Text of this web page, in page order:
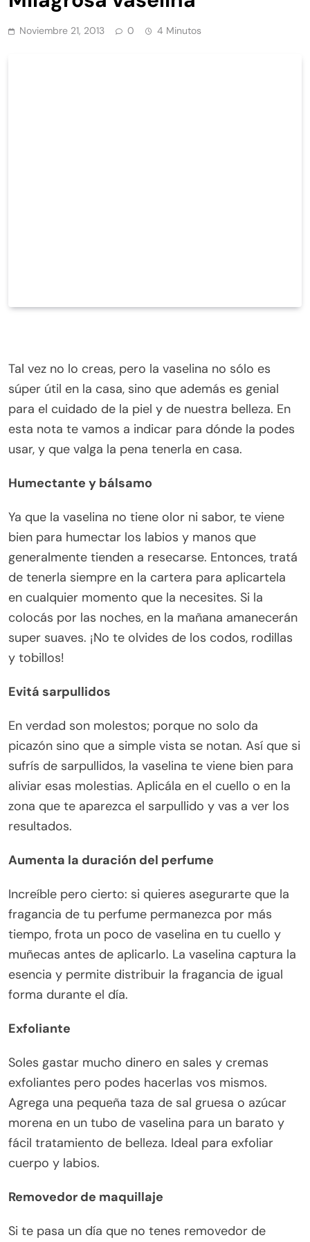
Noviembre 21, 2013 0 4 Minutos
Tal vez no lo creas, pero la vaselina no sólo es
súper útil en la casa, sino que además es genial
para el cuidado de la piel y de nuestra belleza. En
esta nota te vamos a indicar para dónde la podes
usar, y que valga la pena tenerla en casa.
Humectante y bálsamo
Ya que la vaselina no tiene olor ni sabor, te viene
bien para humectar los labios y manos que
generalmente tienden a resecarse. Entonces, tratá
de tenerla siempre en la cartera para aplicartela
en cualquier momento que la necesites. Si la
colocás por las noches, en la mañana amanecerán
super suaves. ¡No te olvides de los codos, rodillas
y tobillos!
Evitá sarpullidos
En verdad son molestos; porque no solo da
picazón sino que a simple vista se notan. Así que si
sufrís de sarpullidos, la vaselina te viene bien para
aliviar esas molestias. Aplicála en el cuello o en la
zona que te aparezca el sarpullido y vas a ver los
resultados.
Aumenta la duración del perfume
Increíble pero cierto: si quieres asegurarte que la
fragancia de tu perfume permanezca por más
tiempo, frota un poco de vaselina en tu cuello y
muñecas antes de aplicarlo. La vaselina captura la
esencia y permite distribuir la fragancia de igual
forma durante el día.
Exfoliante
Soles gastar mucho dinero en sales y cremas
exfoliantes pero podes hacerlas vos mismos.
Agrega una pequeña taza de sal gruesa o azúcar
morena en un tubo de vaselina para un barato y
fácil tratamiento de belleza. Ideal para exfoliar
cuerpo y labios.
Removedor de maquillaje
Si te pasa un día que no tenes removedor de